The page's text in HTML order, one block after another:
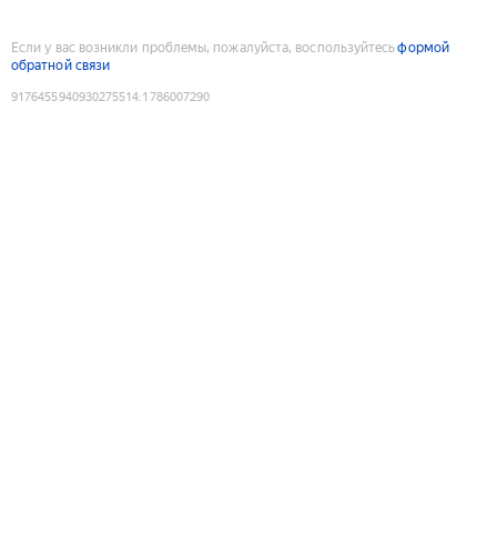
Если у вас возникли проблемы, пожалуйста, воспользуйтесьформой
обратной связи
9176455940930275514:1786007290